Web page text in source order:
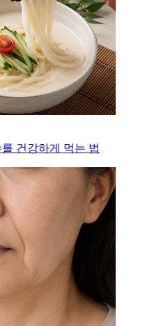
건강하게 먹는 법